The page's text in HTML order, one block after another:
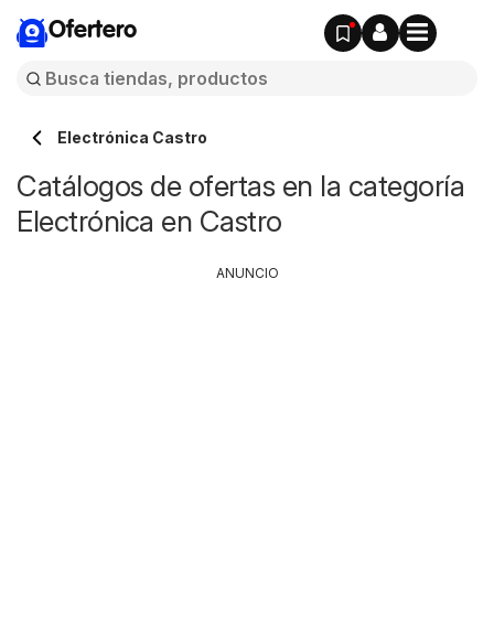
Ofertero
Electrónica Castro
Catálogos de ofertas en la categoría
Electrónica en Castro
ANUNCIO